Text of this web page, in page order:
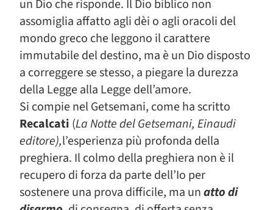
un Dio che risponde. Il Dio biblico non
assomiglia affatto agli dèi o agli oracoli del
mondo greco che leggono il carattere
immutabile del destino, ma è un Dio disposto
a correggere se stesso, a piegare la durezza
della Legge alla Legge dell’amore.
Si compie nel Getsemani, come ha scritto
Recalcati (La Notte del Getsemani, Einaudi
editore),l’esperienza più profonda della
preghiera. Il colmo della preghiera non è il
recupero di forza da parte dell’Io per
sostenere una prova difficile, ma unatto di